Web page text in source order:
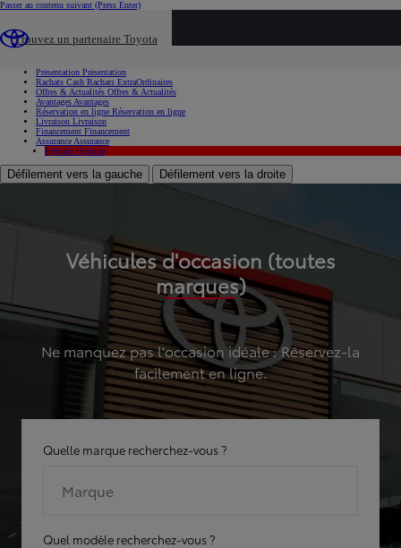
Passer au contenu suivant (Press Enter)
Trouvez un partenaire Toyota
Présentation Présentation
Rachats Cash Rachats ExtraOrdinaires
Offres & Actualités Offres & Actualités
Avantages Avantages
Réservation en ligne Réservation en ligne
Livraison Livraison
Financement Financement
Assurance Assurance
Hybride Hybride
Défilement vers la gauche Défilement vers la droite
Véhicules d'occasion (toutes
marques)
Ne manquez pas l'occasion idéale : Réservez-la
facilement en ligne.
Quelle marque recherchez-vous ?
Marque
Quel modèle recherchez-vous ?